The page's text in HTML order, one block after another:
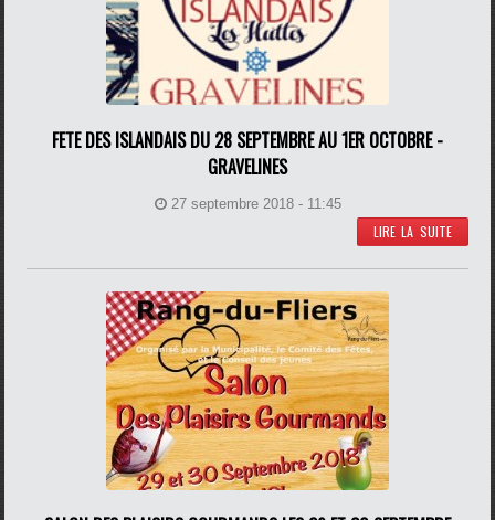
FETE DES ISLANDAIS DU 28 SEPTEMBRE AU 1ER OCTOBRE -
GRAVELINES
27 septembre 2018 - 11:45
LIRE LA SUITE